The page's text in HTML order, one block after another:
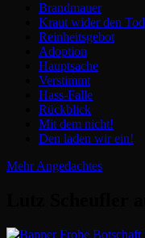
Brandmauer
Kraut wider den Tod
Reinheitsgebot
Adoption
Hauptsache
Verstimmt
Hass-Falle
Rückblick
Mit dem nicht!
Den laden wir ein!
Mehr Angedachtes